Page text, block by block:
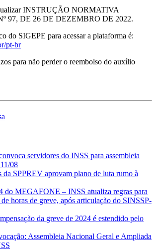
INSTRUÇÃO NORMATIVA
97, DE 26 DE DEZEMBRO DE 2022.
do SIGEPE para acessar a plataforma é:
pt-br
para não perder o reembolso do auxílio
servidores do INSS para assembleia
08
da SPPREV aprovam plano de luta rumo à
do MEGAFONE – INSS atualiza regras para
horas de greve, após articulação do SINSSP-
da greve de 2024 é estendido pelo
Assembleia Nacional Geral e Ampliada